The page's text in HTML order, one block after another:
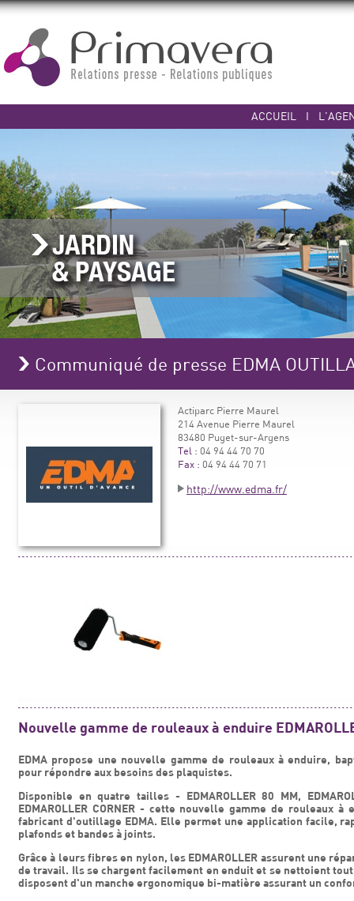
ACCUEIL I
Communiqué de presse EDMA
Actiparc Pierre Maurel
214 Avenue Pierre Maurel
83480 Puget-sur-Argens
Tel : 04 94 44 70 70
Fax : 04 94 44 70 71
http://www.edma.fr/
Nouvelle gamme de rouleaux à enduire
EDMA propose une nouvelle gamme de rouleaux à enduire,
pour répondre aux besoins des plaquistes.
Disponible en quatre tailles - EDMAROLLER 80 MM,
EDMAROLLER CORNER - cette nouvelle gamme de
fabricant d'outillage EDMA. Elle permet une application facile,
plafonds et bandes à joints.
Grâce à leurs fibres en nylon, les EDMAROLLER assurent une
de travail. Ils se chargent facilement en enduit et se nettoient tout
disposent d'un manche ergonomique bi-matière assurant un